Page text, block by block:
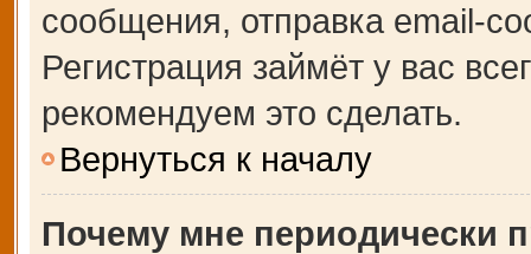
сообщения, отправка email-
Регистрация займёт у вас
рекомендуем это сделать.
Вернуться к началу
Почему мне периодически